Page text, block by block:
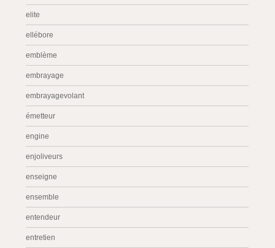
elite
ellébore
emblème
embrayage
embrayagevolant
émetteur
engine
enjoliveurs
enseigne
ensemble
entendeur
entretien